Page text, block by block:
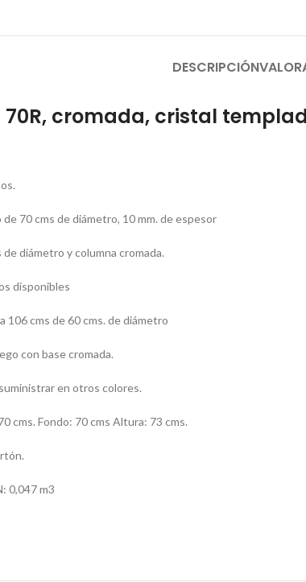
DESCRIPCIÓN
70R, cromada, cristal
70 cms de diámetro, 10 mm. de espesor
diámetro y columna cromada.
disponibles
106 cms de 60 cms. de diámetro
con base cromada.
en otros colores.
cms. Fondo: 70 cms Altura: 73 cms.
0,047 m3